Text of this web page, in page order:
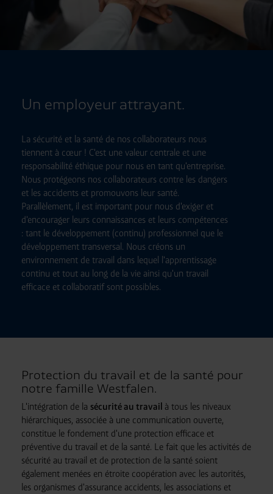
concernées soient applicables. Vous pouvez procéder à
des paramétrages individuels des cookies selon les
catégories en cliquant sur « Ajuster ». Rejetez tous les
cookies facultatifs en cliquant sur « Rejeter les cookies
cookie dans le pied de page du site.
Un employeur attrayant.
La sécurité et la santé de nos collaborateurs nous
tiennent à cœur ! C'est une valeur centrale et une
responsabilité éthique pour nous en tant qu'entreprise.
Nous protégeons nos collaborateurs contre les dangers
et les accidents et promouvons leur santé.
Parallèlement, il est important pour nous d'exiger et
d'encourager leurs connaissances et leurs compétences
: tant le développement (continu) professionnel que le
développement transversal. Nous créons un
environnement de travail dans lequel l'apprentissage
continu et tout au long de la vie ainsi qu'un travail
efficace et collaboratif sont possibles.
Protection du travail et de la santé pour
notre famille Westfalen.
L'intégration de la sécurité au travail à tous les niveaux
hiérarchiques, associée à une communication ouverte,
constitue le fondement d'une protection efficace et
préventive du travail et de la santé. Le fait que les activités de
sécurité au travail et de protection de la santé soient
également menées en étroite coopération avec les autorités,
les organismes d'assurance accidents, les associations et